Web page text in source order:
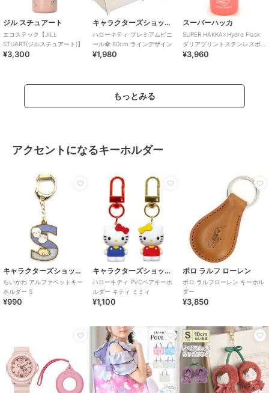
ジル スチュアート
エコステック【JILL
STUART(ジルスチュアート)】
¥3,300
キャラクターズショップ ラフラフ
ハローキティ プレミアムビニ
ール傘 60cm ラインデザイン
¥1,980
スーパーハッカ
SUPER HAKKA×Hydro Flask
ダリアプリントステンレスボ
トル 200
¥3,960
もっとみる
アクセントになるキーホルダー
キャラクターズショップ ラフラフ
ちいかわ アルファベットキー
ホルダー S
¥990
キャラクターズショップ ラフラフ
ハローキティ PVCペアキーホ
ルダー キティ ミミィ
¥1,100
ポロ ラルフ ローレン
ポロ ラルフローレン キーホル
ダー
¥3,850